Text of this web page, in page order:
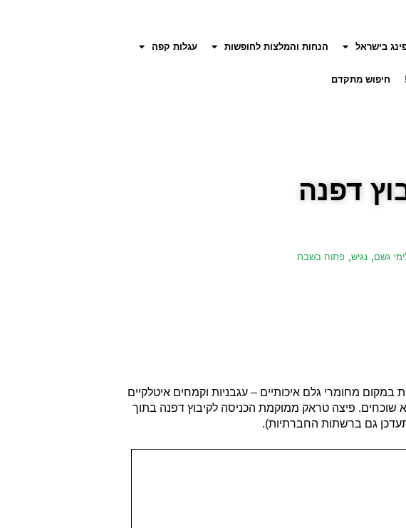
בישראל הנחות והמלצות לחופשות עגלות קפה
חיפוש מתקדם
דפנה
גשם, נגיש, פתוח בשבת
מחומרי גלם איכותיים – עגבניות וקמחים איטלקיים
שוכחים. פיצה טראק ממוקמת הכניסה לקיבוץ דפנה בתוך
גם ברשתות החברתיות).